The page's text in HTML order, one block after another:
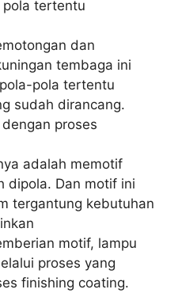
tertentu
dan
tembaga ini
pola tertentu
sudah dirancang.
proses
adalah memotif
dipola. Dan motif ini
tergantung kebutuhan
motif, lampu
proses yang
finishing coating.